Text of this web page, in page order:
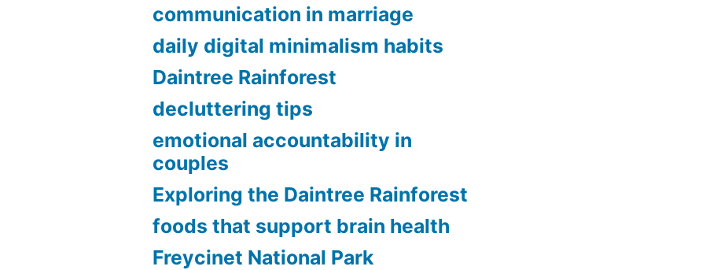
communication in marriage
daily digital minimalism habits
Daintree Rainforest
decluttering tips
emotional accountability in
couples
Exploring the Daintree Rainforest
foods that support brain health
Freycinet National Park